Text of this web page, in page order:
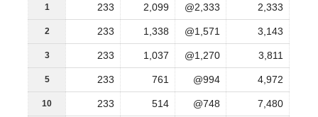
1 233 2,099 @2,333 2,333
2 233 1,338 @1,571 3,143
3 233 1,037 @1,270 3,811
5 233 761 @994 4,972
10 233 514 @748 7,480